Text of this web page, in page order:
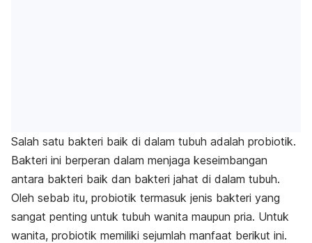
Salah satu bakteri baik di dalam tubuh adalah probiotik.
Bakteri ini berperan dalam menjaga keseimbangan
antara bakteri baik dan bakteri jahat di dalam tubuh.
Oleh sebab itu, probiotik termasuk jenis bakteri yang
sangat penting untuk tubuh wanita maupun pria. Untuk
wanita, probiotik memiliki sejumlah manfaat berikut ini.